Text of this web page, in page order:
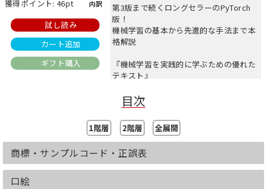
獲得ポイント: 46pt 内訳
試し読み
カート追加
ギフト購入
第3版まで続くロングセラーのPyTorch
版！
機械学習の基本から先進的な手法まで本
格解説
『機械学習を実践的に学ぶための優れた
テキスト』
強力にお勧め』
―原著への読者の声
本書の前半は、基本的な機械学習ライブ
ラリのscikit-learnを使った手法を解説。
分類の基本モデルに始まり、単層ニュー
ラルネットまでを実装するほか、データ
目次
1階層 2階層 全展開
商標・サンプルコード・正誤表
口絵